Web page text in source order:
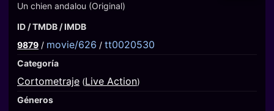
Un chien andalou (Original)
ID / TMDB / IMDB
9879 / movie/626 / tt0020530
Categoría
Cortometraje (Live Action)
Géneros